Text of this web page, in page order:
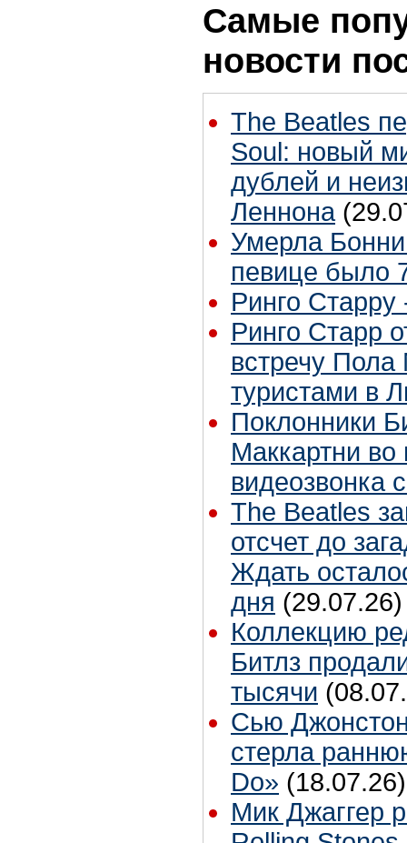
Самые
новости
The Beatles
Soul: новый
дублей и
Леннона
Умерла
певице было
Ринго Старру
Ринго Старр
встречу Пола
туристами в
Поклонники
Маккартни во
видеозвонка
The Beatles
отсчет до
Ждать
дня (29.07.26)
Коллекцию
Битлз
тысячи
Сью
стерла
Do» (18.07.26)
Мик Джаггер